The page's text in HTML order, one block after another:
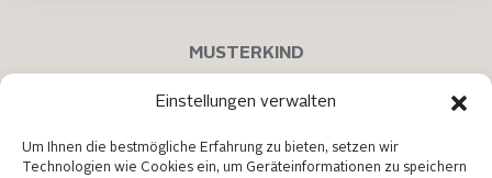
Einstellungen verwalten
Um Ihnen die bestmögliche Erfahrung zu bieten, setzen wir
Technologien wie Cookies ein, um Geräteinformationen zu speichern
MUSTERKIND
Startseite
Kontakt